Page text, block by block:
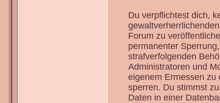
Du verpflichtest dich,
Forum zu
permanenter
strafverfolgenden
Administratoren und
eigenem Ermessen zu
sperren. Du stimmst
Daten in einer